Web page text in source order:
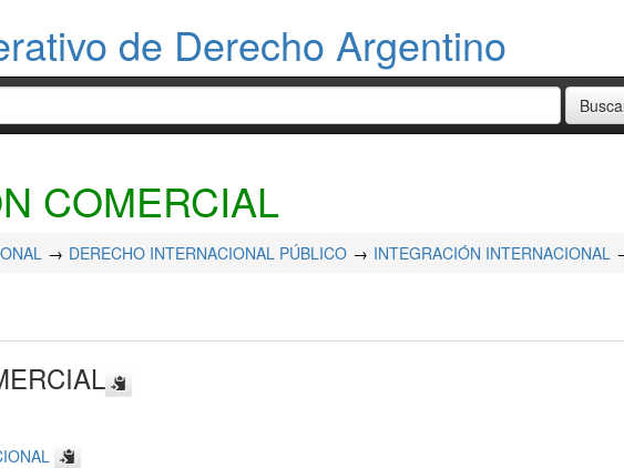
de Derecho Argentino
COMERCIAL
DERECHO INTERNACIONAL PÚBLICO INTEGRACIÓN INTERNACIONAL